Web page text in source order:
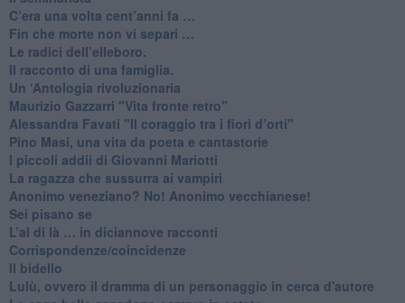
​C’era una volta cent’anni fa …
​Fin che morte non vi separi …
​Le radici dell’elleboro.
​Il racconto di una famiglia.
Un ‘Antologia rivoluzionaria
​Maurizio Gazzarri "Vita fronte retro"
​Alessandra Favati "Il coraggio tra i fiori d’orti"
​Pino Masi, una vita da poeta e cantastorie
​I piccoli addii di Giovanni Mariotti
​La ragazza che sussurra ai vampiri
​Anonimo veneziano? No! Anonimo vecchianese!
​Sei pisano se
​L’al di là … in diciannove racconti
Corrispondenze/coincidenze
Il bidello
Lulù, ovvero il dramma di un personaggio in cerca d'autore